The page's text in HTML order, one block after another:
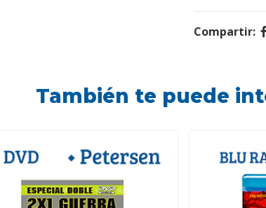
Compartir:
También te puede